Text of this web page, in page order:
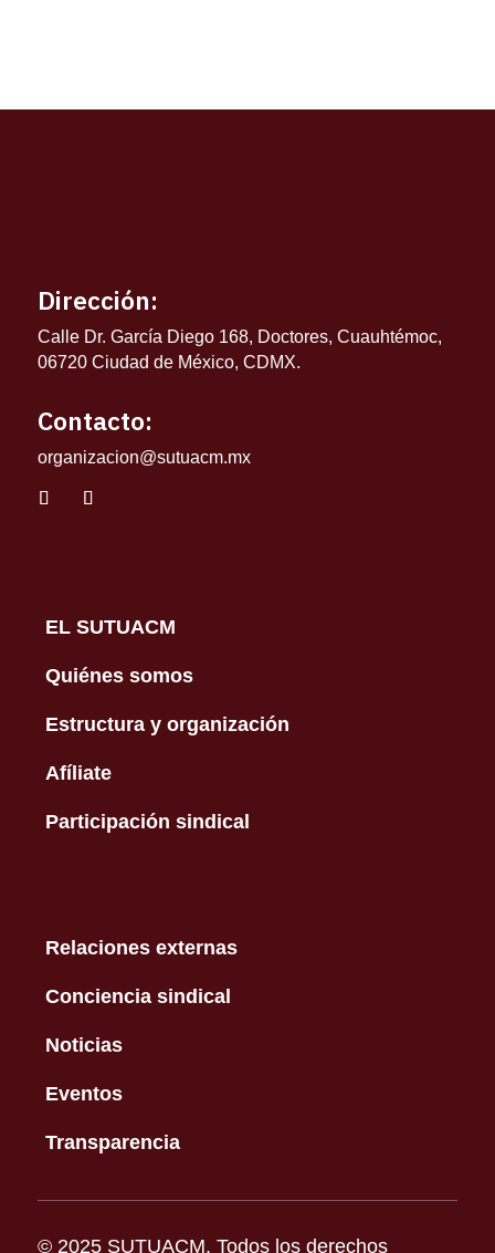
Dirección:
Calle Dr. García Diego 168, Doctores, Cuauhtémoc,
06720 Ciudad de México, CDMX.
Contacto:
organizacion@sutuacm.mx
EL SUTUACM
Quiénes somos
Estructura y organización
Afíliate
Participación sindical
Relaciones externas
Conciencia sindical
Noticias
Eventos
Transparencia
© 2025 SUTUACM. Todos los derechos